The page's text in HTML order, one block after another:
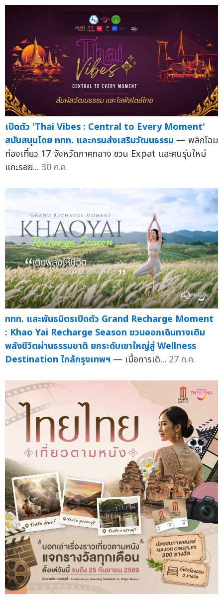
เปิดตัว 'Thai Vibes : Central to Every Moment'
สนับสนุนโดย ททท. และกรมส่งเสริมวัฒนธรรม — พลิกโฉม
ท่องเที่ยว 17 จังหวัดภาคกลาง ชวน Expat และคนรุ่นใหม่
แกะรอย... 30 ก.ค.
ททท. และพันธมิตรเปิดตัว Grand Recharge Moment
: Khao Yai Recharge Season ชวนออกเดินทางเติม
พลังชีวิตผ่านธรรมชาติ ยกระดับเขาใหญ่สู่ Wellness
Destination ใกล้กรุงเทพฯ — เมื่อการเดิ... 27 ก.ค.